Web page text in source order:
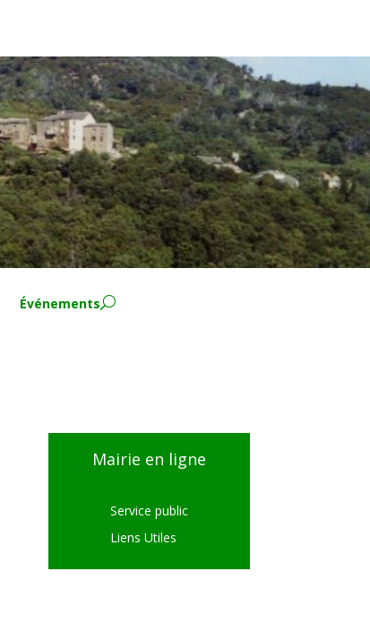
Événements
Mairie en ligne
Service public
Liens Utiles